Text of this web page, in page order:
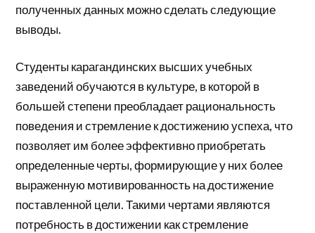
полученных данных можно сделать следующие
выводы.
Студенты карагандинских высших учебных
заведений обучаются в культуре, в которой в
большей степени преобладает рациональность
поведения и стремление к достижению успеха, что
позволяет им более эффективно приобретать
определенные черты, формирующие у них более
выраженную мотивированность на достижение
поставленной цели. Такими чертами являются
потребность в достижении как стремление